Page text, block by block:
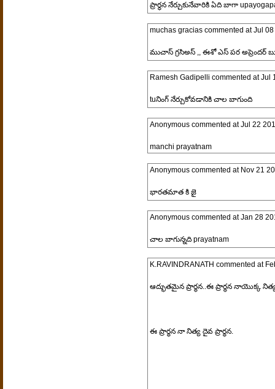
ప్రార్థన నేర్చుకునేవారికి ఏది బాగా
muchas graciascommented atJul
ముచాస్ గ్రసిఅస్ ,, ఈశో ఎస్ పర అప్రెందర్
Ramesh Gadipelli commented atJul
tuనింగ్ నేర్చుకోవడానికి చాల బాగుంది
Anonymouscommented atJul 22
manchi prayatnam
Anonymouscommented at Nov 21
భారతమాత కి జై
Anonymouscommented atJan 28
చాల బాగున్నది prayatnam
K.RAVINDRANATH commented at
ఆద్భుతమైన ప్రార్థన..ఈ ప్రార్థన నాయొక్క నిత్య
ఈ ప్రార్థన నా నిత్య దైవ ప్రార్థన.